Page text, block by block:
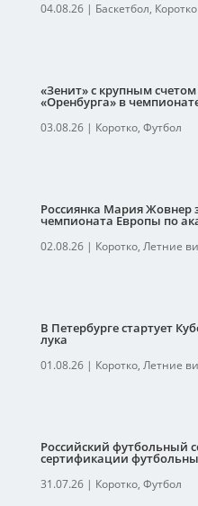
04.08.26| Баскетбол, Коротко
«Зенит» с крупным
«Оренбурга» в
03.08.26| Коротко, Футбол
Россиянка Мария Жовнер
чемпионата Европы по
02.08.26| Коротко, Летние
В Петербурге стартует
лука
01.08.26| Коротко, Летние
Российский футбольный
сертификации
31.07.26| Коротко, Футбол